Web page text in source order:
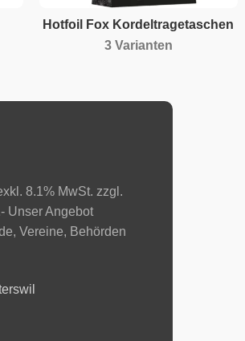
Hotfoil Fox Kordeltragetaschen
3 Varianten
8.1% MwSt. zzgl.
Unser Angebot
Vereine, Behörden